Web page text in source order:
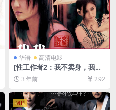
华语 高清电影
[性工作者2：我不卖身，我卖
子宫]性工作者2 我不賣身·我
賣子宮 (2008)[百度网盘+迅雷
云盘资源1080P超清][MP4/3.
9GB][中文字幕]
3 年前 2.92
VIP